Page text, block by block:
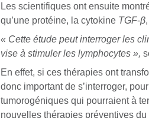
Les scientifiques ont ensuite
qu’une protéine, la cytokine TGF-β,
« Cette étude peut interroger les
vise à stimuler les lymphocytes »,
En effet, si ces thérapies ont
donc important de s’interroger,
tumorogéniques qui pourraient à
nouvelles thérapies préventives